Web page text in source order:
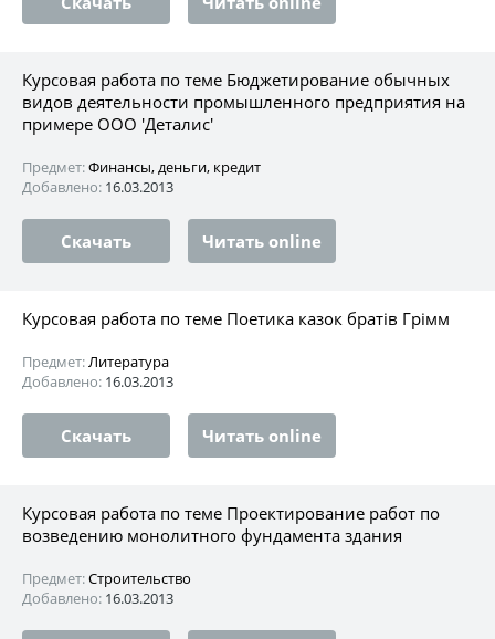
Курсовая работа по теме Бюджетирование обычных
видов деятельности промышленного предприятия на
примере ООО 'Деталис'
Предмет:Финансы, деньги, кредит
Добавлено: 16.03.2013
Скачать Читать online
Курсовая работа по теме Поетика казок братів Грімм
Предмет:Литература
Добавлено: 16.03.2013
Скачать Читать online
Курсовая работа по теме Проектирование работ по
возведению монолитного фундамента здания
Предмет:Строительство
Добавлено: 16.03.2013